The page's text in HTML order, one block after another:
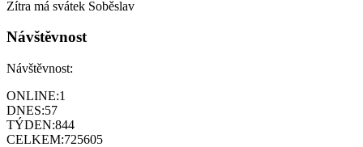
Zítra má svátek Soběslav
Návštěvnost
Návštěvnost:
ONLINE:1
DNES:57
TÝDEN:844
CELKEM:725605